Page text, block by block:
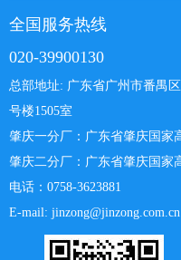
全国服务热线
020-39900130
总部地址: 广东省广州市番禺
号楼1505室
肇庆一分厂： 广东省肇庆国家
肇庆二分厂：广东省肇庆国家
电话：0758-3623881
E-mail: jinzong@jinzong.com.cn